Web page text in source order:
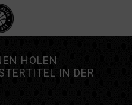
HOLEN
IN DER